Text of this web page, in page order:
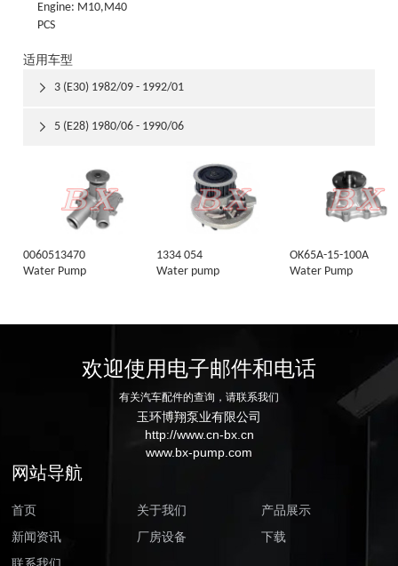
Engine: M10,M40
PCS
适用车型
3 (E30) 1982/09 - 1992/01

5 (E28) 1980/06 - 1990/06

0060513470
Water Pump
1334 054
Water pump
OK65A-15-100A
Water Pump
欢迎使用电子邮件和电话
有关汽车配件的查询，请联系我们
玉环博翔泵业有限公司
http://www.cn-bx.cn
www.bx-pump.com
网站导航
首页 关于我们
产品展示
新闻资讯
厂房设备
下载